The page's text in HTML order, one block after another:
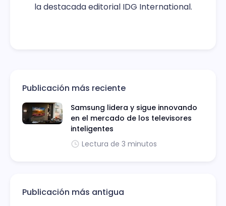
la destacada editorial IDG International.
Publicación más reciente
Samsung lidera y sigue innovando
en el mercado de los televisores
inteligentes
Lectura de 3 minutos
Publicación más antigua